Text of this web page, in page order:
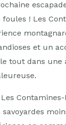
foules ! Les
et un
tout dans une
savoyardes